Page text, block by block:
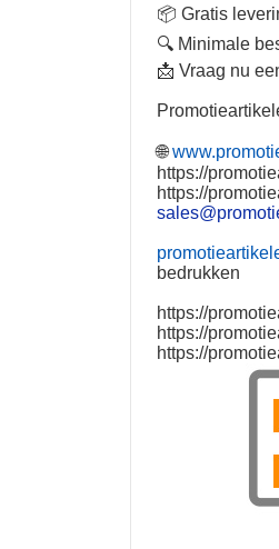
📦 Gratis
🔍 Minimale
📩 Vraag nu
🌐
https://
https://
bedrukken
https://
https://
https://